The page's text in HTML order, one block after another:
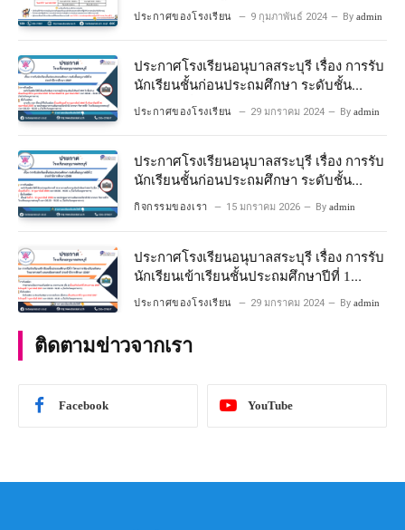
พร้อมเข้าเรียนชั้นประถมศึกษาปีที่ 1
ประกาศของโรงเรียน 9 กุมภาพันธ์ 2024 By admin
ประกาศโรงเรียนอนุบาลสระบุรี เรื่อง การรับ
นักเรียนชั้นก่อนประถมศึกษา ระดับชั้น
ประกาศของโรงเรียน 29 มกราคม 2024 By admin
ประกาศโรงเรียนอนุบาลสระบุรี เรื่อง การรับ
นักเรียนชั้นก่อนประถมศึกษา ระดับชั้น
อนุบาลปีที่ ๒ ประจำปีการศึกษา ๒๕๖๙
กิจกรรมของเรา 15 มกราคม 2026 By admin
ประกาศโรงเรียนอนุบาลสระบุรี เรื่อง การรับ
นักเรียนเข้าเรียนชั้นประถมศึกษาปีที่ 1
โครงการห้องเรียนพิเศษ วิทยาศาสตร์ และ
ประกาศของโรงเรียน 29 มกราคม 2024 By admin
ติดตามข่าวจากเรา
Facebook YouTube